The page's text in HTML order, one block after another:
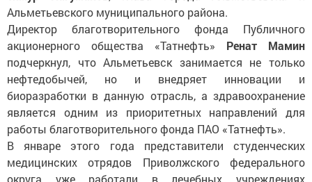
Альметьевского муниципального района.
Директор благотворительного фонда Публичного
акционерного общества «Татнефть» Ренат Мамин
подчеркнул, что Альметьевск занимается не только
нефтедобычей, но и внедряет инновации и
биоразработки в данную отрасль, а здравоохранение
является одним из приоритетных направлений для
работы благотворительного фонда ПАО «Татнефть».
В январе этого года представители студенческих
медицинских отрядов Приволжского федерального